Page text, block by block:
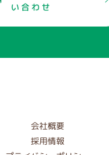
い合わせ
会社概要
採用情報